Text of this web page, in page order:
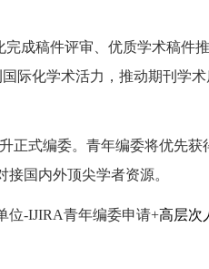
成稿件评审、优质学术稿件
际化学术活力，推动期刊学
正式编委。青年编委将优先
国内外顶尖学者资源。
位-IJIRA青年编委申请+高层次